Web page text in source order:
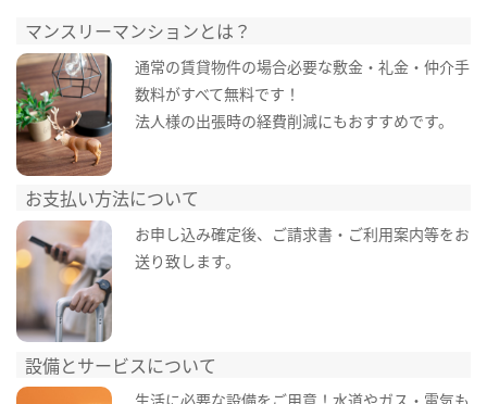
マンスリーマンションとは？
通常の賃貸物件の場合必要な敷金・礼金・仲介手
数料がすべて無料です！
法人様の出張時の経費削減にもおすすめです。
お支払い方法について
お申し込み確定後、ご請求書・ご利用案内等をお
送り致します。
設備とサービスについて